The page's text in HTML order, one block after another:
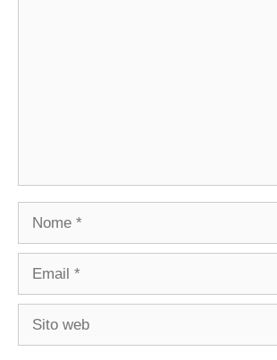
Nome
Email
Sito